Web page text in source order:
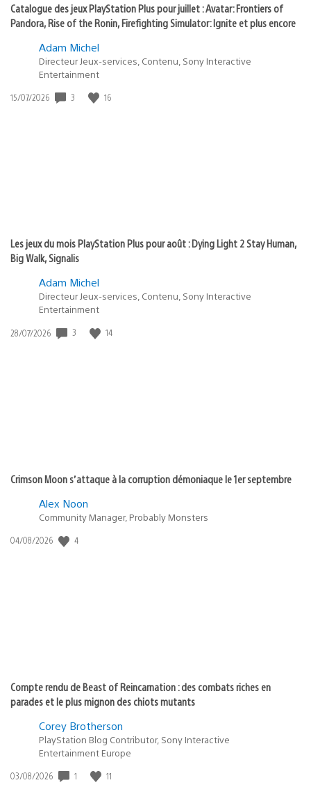
Catalogue des jeux PlayStation Plus pour juillet : Avatar: Frontiers of
Pandora, Rise of the Ronin, Firefighting Simulator: Ignite et plus encore
Adam Michel
Directeur Jeux-services, Contenu, Sony Interactive
Entertainment
Date
15/07/2026 3 16
Les jeux du mois PlayStation Plus pour août : Dying Light 2 Stay Human,
Big Walk, Signalis
Adam Michel
Directeur Jeux-services, Contenu, Sony Interactive
Entertainment
Date
28/07/2026 3 14
Crimson Moon s’attaque à la corruption démoniaque le 1er septembre
Alex Noon
Community Manager, Probably Monsters
Date
04/08/2026 4
Compte rendu de Beast of Reincarnation : des combats riches en
parades et le plus mignon des chiots mutants
Corey Brotherson
PlayStation Blog Contributor, Sony Interactive
Entertainment Europe
Date
03/08/2026 1 11